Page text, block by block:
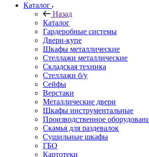
Каталог
Назад
Каталог
Гардеробные системы
Двери-купе
Шкафы металлические
Стеллажи металлические
Складская техника
Стеллажи б/у
Сейфы
Верстаки
Металлические двери
Шкафы инструментальные
Производственное
Скамья для раздевалок
Сушильные шкафы
ГБО
Картотеки